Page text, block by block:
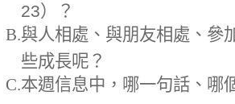
23）？
B.與人相處、與朋友相處、參
些成長呢？
C.本週信息中，哪一句話、哪